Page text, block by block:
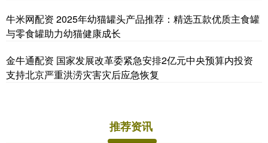
牛米网配资 2025年幼猫罐头产品推荐：精选五款优质主食罐
与零食罐助力幼猫健康成长
金牛通配资 国家发展改革委紧急安排2亿元中央预算内投资
支持北京严重洪涝灾害灾后应急恢复
推荐资讯